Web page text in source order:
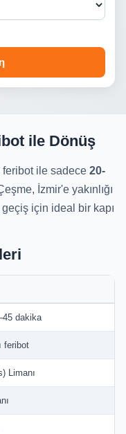
ile Dönüş
feribot ile sadece 20-
İzmir'e yakınlığı
için ideal bir kapı
dakika
feribot
Limanı